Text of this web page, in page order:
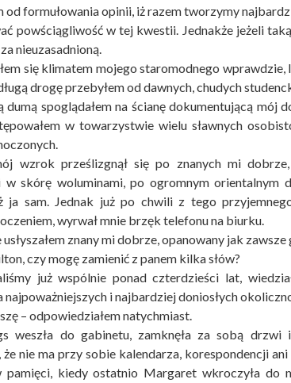
od formułowania opinii, iż razem tworzymy
powściągliwość w tej kwestii. Jednakże jeżeli
nieuzasadnioną.
się klimatem mojego staromodnego
drogę przebyłem od dawnych, chudych
dumą spoglądałem na ścianę dokumentującą
w towarzystwie wielu sławnych
wzrok prześlizgnął się po znanych mi
w skórę woluminami, po ogromnym orientalnym
ja sam. Jednak już po chwili z tego
wyrwał mnie brzęk telefonu na biurku.
usłyszałem znany mi dobrze, opanowany jak
czy mogę zamienić z panem kilka słów?
już wspólnie ponad czterdzieści lat,
najpoważniejszych i najbardziej doniosłych
– odpowiedziałem natychmiast.
weszła do gabinetu, zamknęła za sobą
że nie ma przy sobie kalendarza, ko­respondencji
pamięci, kiedy ostatnio Mar­garet wkroczyła do